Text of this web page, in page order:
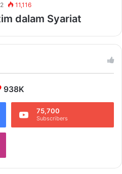
2 11,116
dalam Syariat
938K
75,700
Subscribers